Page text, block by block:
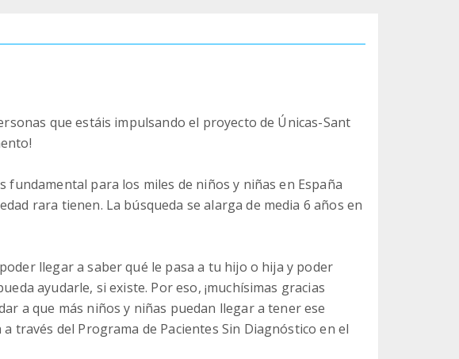
que estáis impulsando el proyecto de Únicas-Sant
fundamental para los miles de niños y niñas en España
rara tienen. La búsqueda se alarga de media 6 años en
llegar a saber qué le pasa a tu hijo o hija y poder
ayudarle, si existe. Por eso, ¡muchísimas gracias
a que más niños y niñas puedan llegar a tener ese
través del Programa de Pacientes Sin Diagnóstico en el